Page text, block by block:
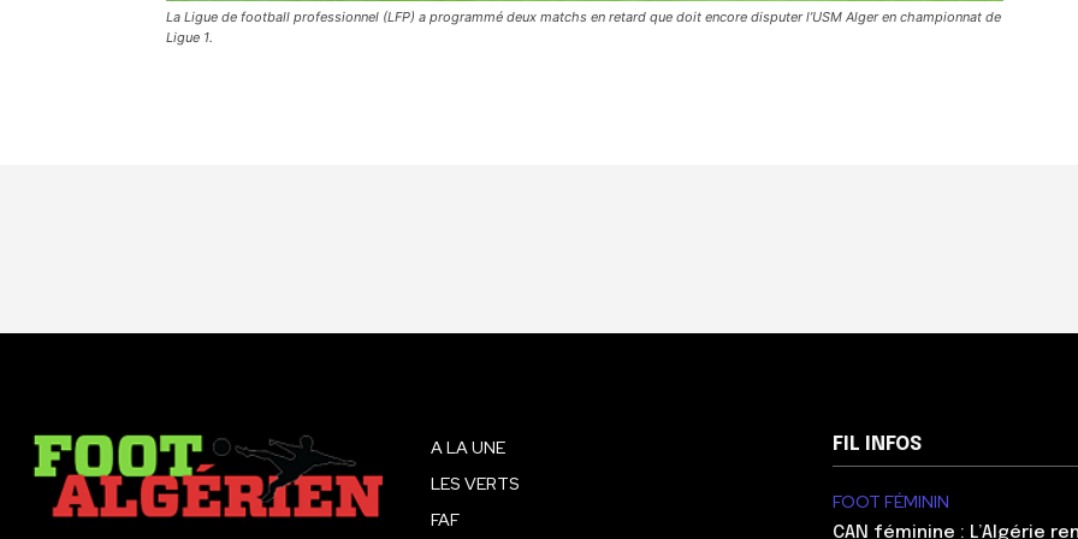
La Ligue de football professionnel (LFP) a programmé deux matchs en retard que doit encore disputer l’USM Alger en championnat de
Ligue 1.
A LA UNE
LES VERTS
FAF
FIL INFOS
FOOT FÉMININ
CAN féminine : L’Algérie